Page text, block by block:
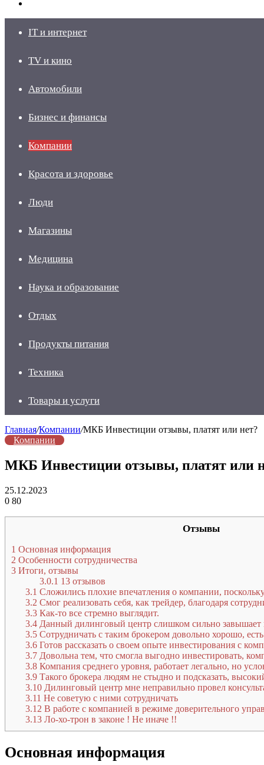
IT и интернет
TV и кино
Автомобили
Бизнес и финансы
Компании
Красота и здоровье
Люди
Магазины
Медицина
Наука и образование
Отдых
Продукты питания
Техника
Товары и услуги
Главная/Компании/МКБ Инвестиции отзывы, платят или нет?
Компании
МКБ Инвестиции отзывы, платят или
25.12.2023
0 80
Отзывы
1 Основная информация
2 Особенности сотрудничества
3 Итоги, отзывы
3.0.1 13 отзывов
3.1 Сложились плохие впечатления о компании,
3.2 Смог реализовать себя, как трейдер, благодаря
3.3 Как-то все стремно выглядит.
3.4 Данный дилинговый центр слишком сильно завышает
3.5 Сотрудничать с таким брокером довольно хорошо,
3.6 Готов рассказать о своем опыте инвестирования с
3.7 Довольна тем, что смогла выгодно инвестировать,
3.8 Компания среднего уровня, работает легально, но
3.9 Такого брокера людям не стыдно и подсказать,
3.10 Дилинговый центр мне неправильно провел
3.11 Не советую с ними сотрудничать
3.12 В работе с компанией в режиме доверительного
3.13 Ло-хо-трон в законе ! Не иначе !!
Основная информация